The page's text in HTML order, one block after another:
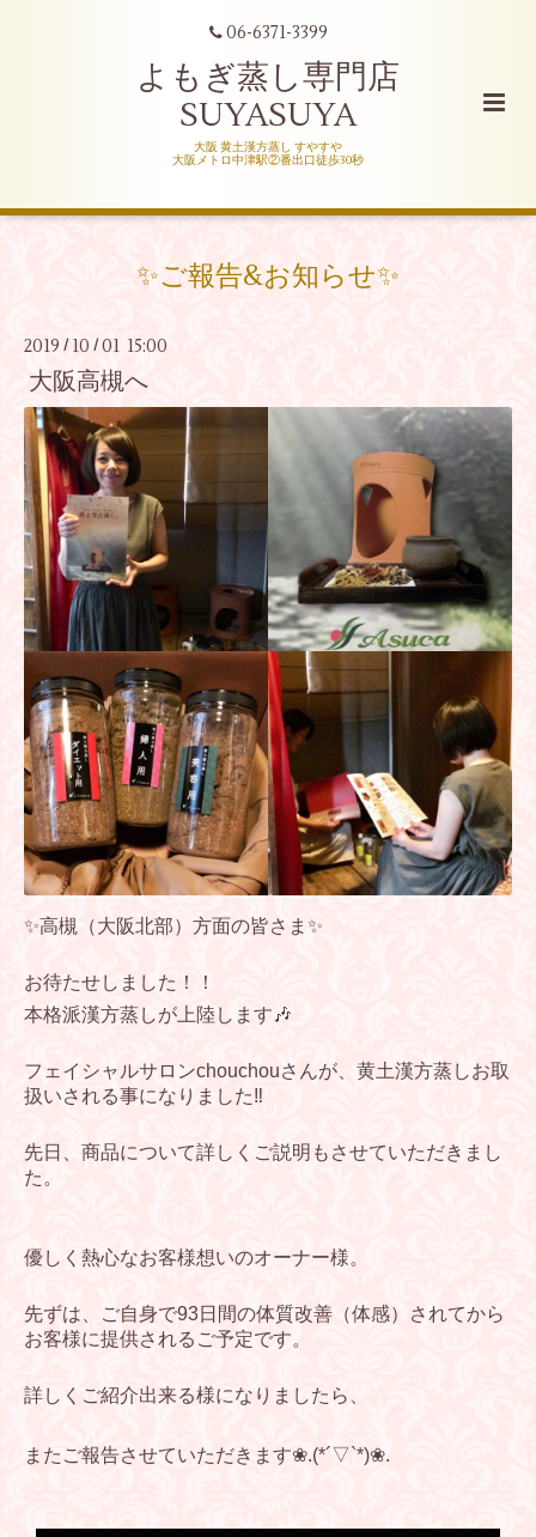
06-6371-3399
よもぎ蒸し専門店
SUYASUYA
大阪 黄土漢方蒸し すやすや
大阪メトロ中津駅②番出口徒歩30秒
✨ご報告&お知らせ✨
2019 / 10 /01 15:00
大阪高槻へ
✨高槻（大阪北部）方面の皆さま✨
お待たせしました！！
本格派漢方蒸しが上陸します🎶
フェイシャルサロンchouchouさんが、 黄土漢方蒸しお取
扱いされる事になりました‼︎
先日、商品について詳しくご説明もさせていただきまし
た。
優しく熱心なお客様想いのオーナー様。
先ずは、ご自身で93日間の体質改善（体感）されてから
お客様に提供されるご予定です。
詳しくご紹介出来る様になりましたら、
またご報告させていただきます❀︎.(*´▽︎`*)❀︎.